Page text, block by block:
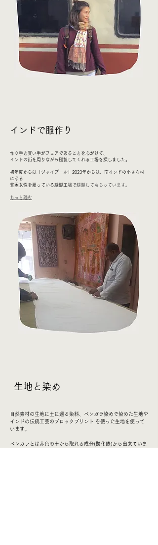
​インドで服作り
作り手と買い手がフェアであることを心がけて、
インドの街を周りながら縫製してくれる工場を探しました。
初年度からは「ジャイプール」2023年からは、南インドの小さな村
にある
貧困女性を雇っている縫製工場​で縫製してもらっています。
​もっと読む
​生地と染め
​自然素材の生地に土に還る染料、ベンガラ染めで染めた生地や
インドの伝統工芸のブロックプリント を使った生地を使って
います。
ベンガラとは赤色の土から取れる成分(酸化鉄)から出来ていま